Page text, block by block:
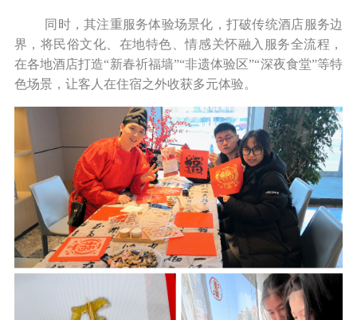
同时，其注重服务体验场景化，打破传统酒店服务边
界，将民俗文化、在地特色、情感关怀融入服务全流程，
在各地酒店打造“新春祈福墙”“非遗体验区”“深夜食堂”等特
色场景，让客人在住宿之外收获多元体验。